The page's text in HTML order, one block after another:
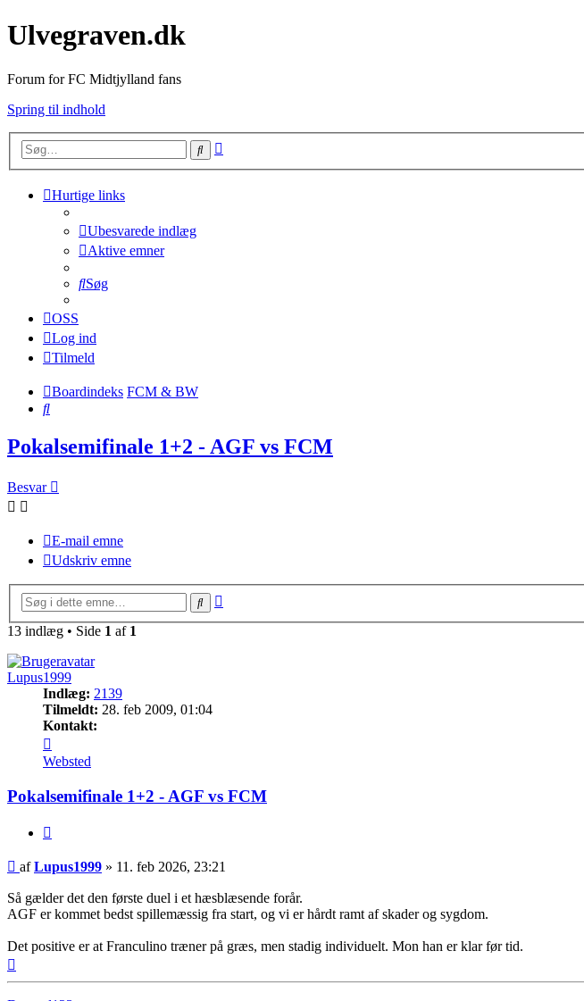
Ulvegraven.dk
Forum for FC Midtjylland fans
Spring til indhold
Søg
Hurtige links
Ubesvarede indlæg
Aktive emner
Søg
OSS
Log ind
Tilmeld
Boardindeks FCM & BW
Søg
Pokalsemifinale 1+2 - AGF vs FCM
Besvar
E-mail emne
Udskriv emne
Søg
13 indlæg • Side 1 af 1
Lupus1999
Indlæg: 2139
Tilmeldt: 28. feb 2009, 01:04
Kontakt:
Lupus1999
Websted
Pokalsemifinale 1+2 - AGF vs FCM
Indlæg
afLupus1999 » 11. feb 2026, 23:21
Så gælder det den første duel i et hæsblæsende forår.
AGF er kommet bedst spillemæssig fra start, og vi er hårdt ramt af skader og sygdom.
Det positive er at Franculino træner på græs, men stadig individuelt. Mon han er klar før tid.